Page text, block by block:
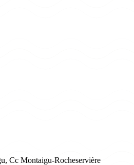
Cc Montaigu-Rocheservière